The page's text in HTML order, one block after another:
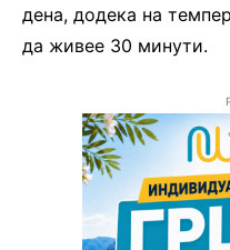
дена, додека на
да живее 30 минути.